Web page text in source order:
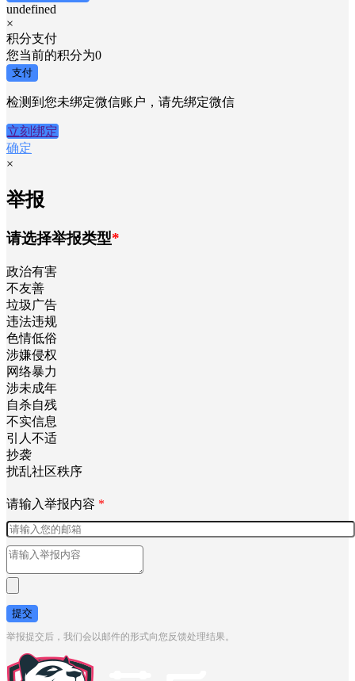
undefined
×
积分支付
您当前的积分为0
支付
检测到您未绑定微信账户，请先绑定微信
立刻绑定
确定
×
举报
请选择举报类型*
政治有害
不友善
垃圾广告
违法违规
色情低俗
涉嫌侵权
网络暴力
涉未成年
自杀自残
不实信息
引人不适
抄袭
扰乱社区秩序
请输入举报内容 *
提交
举报提交后，我们会以邮件的形式向您反馈处理结果。